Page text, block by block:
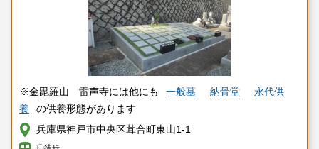
※金毘羅山 雷声寺には他にも 一般墓 納骨堂
永代供
養
の供養形態があります
兵庫県神戸市中央区茸合町東山1-1